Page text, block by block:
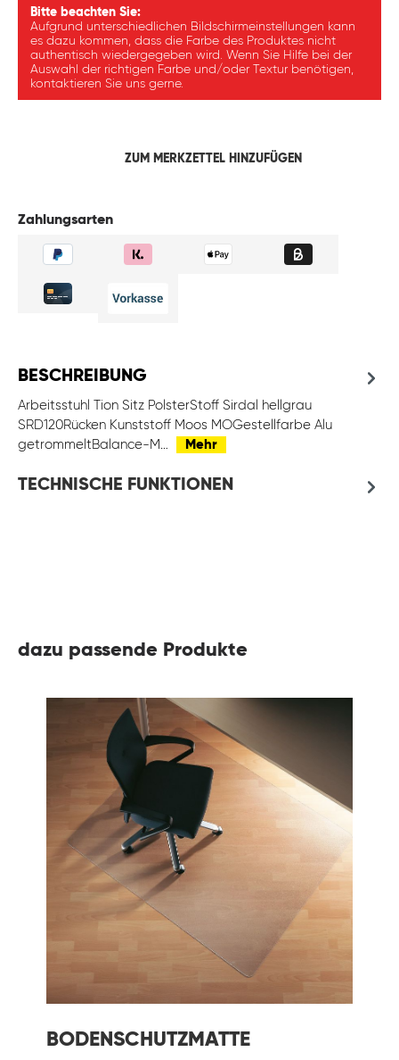
Bitte beachten Sie:
Aufgrund unterschiedlichen Bildschirmeinstellungen kann
es dazu kommen, dass die Farbe des Produktes nicht
authentisch wiedergegeben wird. Wenn Sie Hilfe bei der
Auswahl der richtigen Farbe und/oder Textur benötigen,
kontaktieren Sie uns gerne.
ZUM MERKZETTEL HINZUFÜGEN
Zahlungsarten
BESCHREIBUNG
Arbeitsstuhl Tion Sitz PolsterStoff Sirdal hellgrau
SRD120Rücken Kunststoff Moos MOGestellfarbe Alu
getrommeltBalance-M…
Mehr
TECHNISCHE FUNKTIONEN
dazu passende Produkte
BODENSCHUTZMATTE